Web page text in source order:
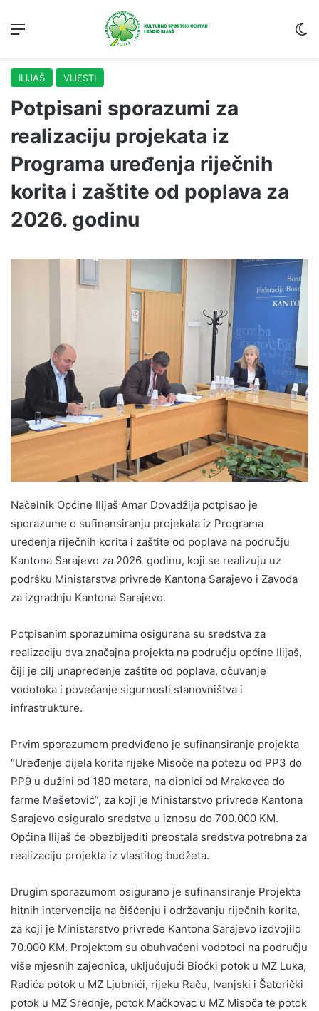
ILIJAŠ VIJESTI
Potpisani sporazumi za
realizaciju projekata iz
Programa uređenja riječnih
korita i zaštite od poplava za
2026. godinu
Načelnik Općine Ilijaš Amar Dovadžija potpisao je
sporazume o sufinansiranju projekata iz Programa
uređenja riječnih korita i zaštite od poplava na području
Kantona Sarajevo za 2026. godinu, koji se realizuju uz
podršku Ministarstva privrede Kantona Sarajevo i Zavoda
za izgradnju Kantona Sarajevo.
Potpisanim sporazumima osigurana su sredstva za
realizaciju dva značajna projekta na području općine Ilijaš,
čiji je cilj unapređenje zaštite od poplava, očuvanje
vodotoka i povećanje sigurnosti stanovništva i
infrastrukture.
Prvim sporazumom predviđeno je sufinansiranje projekta
“Uređenje dijela korita rijeke Misoče na potezu od PP3 do
PP9 u dužini od 180 metara, na dionici od Mrakovca do
farme Mešetović”, za koji je Ministarstvo privrede Kantona
Sarajevo osiguralo sredstva u iznosu do 700.000 KM.
Općina Ilijaš će obezbijediti preostala sredstva potrebna za
realizaciju projekta iz vlastitog budžeta.
Drugim sporazumom osigurano je sufinansiranje Projekta
hitnih intervencija na čišćenju i održavanju riječnih korita,
za koji je Ministarstvo privrede Kantona Sarajevo izdvojilo
70.000 KM. Projektom su obuhvaćeni vodotoci na području
više mjesnih zajednica, uključujući Biočki potok u MZ Luka,
Radića potok u MZ Ljubnići, rijeku Raču, Ivanjski i Šatorički
potok u MZ Srednje, potok Mačkovac u MZ Misoča te potok